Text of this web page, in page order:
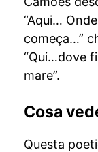
“Aqui…
começa…”
“Qui…dove
mare”.
Cosa
Questa